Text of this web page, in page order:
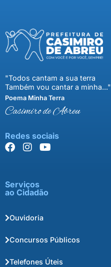
"Todos cantam a sua terra
Também vou cantar a minha..."
Poema Minha Terra
Casimiro de Abreu
Redes sociais
Serviços
ao Cidadão
Ouvidoria
Concursos Públicos
Telefones Úteis